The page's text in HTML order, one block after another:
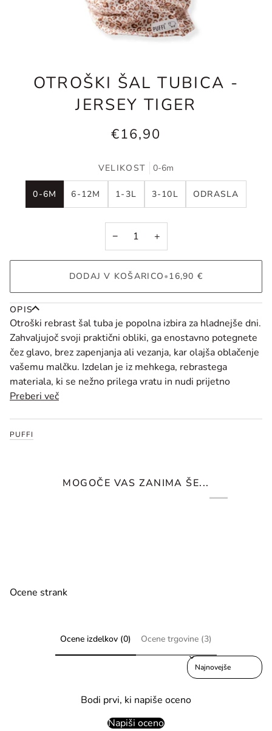
OTROŠKI ŠAL TUBICA -
JERSEY TIGER
€16,90
VELIKOST 0-6m
0-6M 6-12M 1-3L 3-10L ODRASLA
− +
DODAJ V KOŠARICO•16,90 €
OPIS
Otroški rebrast šal tuba je popolna izbira za hladnejše dni.
Zahvaljujoč svoji praktični obliki, ga enostavno potegnete
čez glavo, brez zapenjanja ali vezanja, kar olajša oblačenje
vašemu malčku. Izdelan je iz mehkega, rebrastega
materiala, ki se nežno prilega vratu in nudi prijetno
Preberi več
PUFFI
MOGOČE VAS ZANIMA ŠE...
Ocene strank
Ocene izdelkov (0) Ocene trgovine (3)
Sort reviews by
Bodi prvi, ki napiše oceno
Napiši oceno